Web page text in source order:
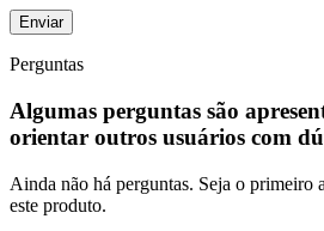
Perguntas
Algumas perguntas são
orientar outros usuários com
Ainda não há perguntas. Seja o primeiro
este produto.